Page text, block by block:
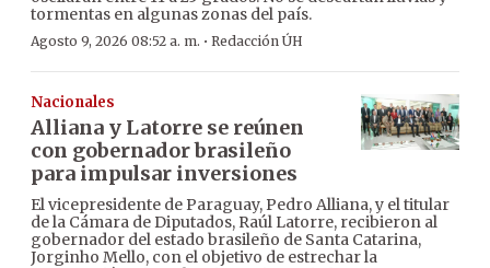
tormentas en algunas zonas del país.
Agosto 9, 2026 08:52 a. m. · Redacción ÚH
Nacionales
Alliana y Latorre se reúnen
con gobernador brasileño
para impulsar inversiones
El vicepresidente de Paraguay, Pedro Alliana, y el titular
de la Cámara de Diputados, Raúl Latorre, recibieron al
gobernador del estado brasileño de Santa Catarina,
Jorginho Mello, con el objetivo de estrechar la